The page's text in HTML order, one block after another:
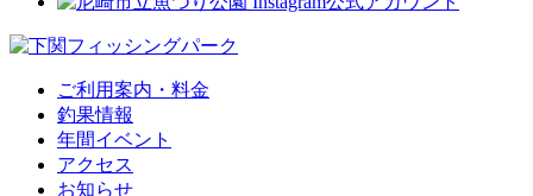
ご利用案内・料金
釣果情報
年間イベント
アクセス
お知らせ